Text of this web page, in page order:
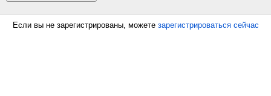
Если вы не зарегистрированы, можете зарегистрироваться сейчас